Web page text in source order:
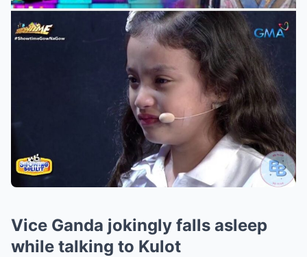
Vice Ganda jokingly falls asleep
while talking to Kulot